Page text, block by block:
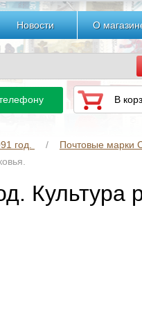
Новости О
В
год.
Почтовые марки
Культура